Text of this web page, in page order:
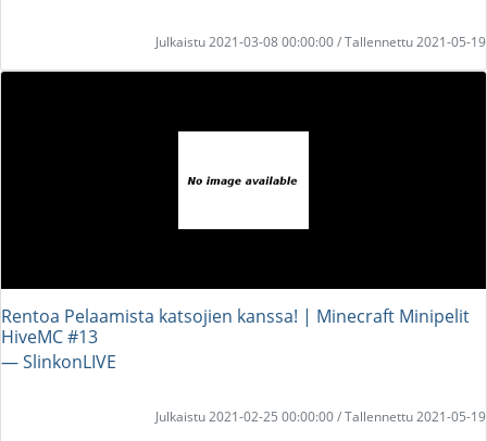
Julkaistu 2021-03-08 00:00:00 / Tallennettu 2021-05-19
Rentoa Pelaamista katsojien kanssa! | Minecraft Minipelit
HiveMC #13
― SlinkonLIVE
Julkaistu 2021-02-25 00:00:00 / Tallennettu 2021-05-19